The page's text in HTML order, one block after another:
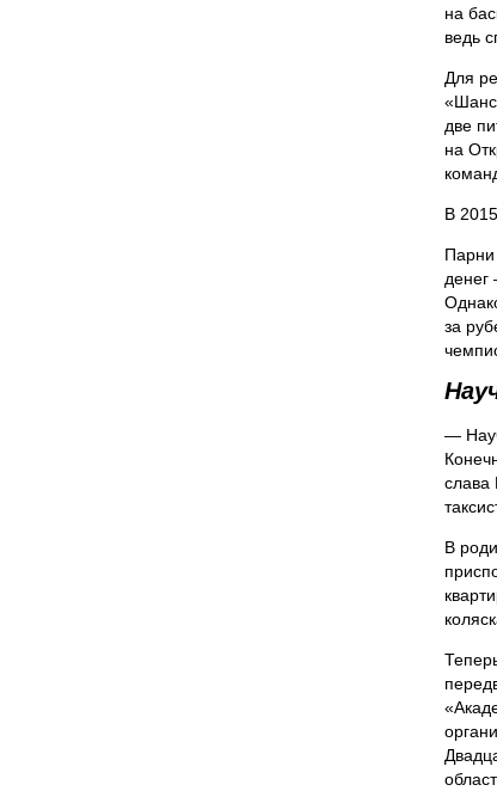
на
ведь
Для
две
на
В
Парни
денег
за
—
слава
В